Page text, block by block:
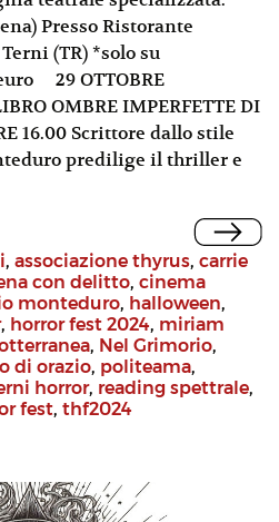
Presso Ristorante
(TR) *solo su
29 OTTOBRE
OMBRE IMPERFETTE DI
16.00 Scrittore dallo stile
predilige il thriller e
, associazione thyrus, carrie
con delitto, cinema
monteduro, halloween,
, horror fest 2024, miriam
, Nel Grimorio,
di orazio, politeama,
horror, reading spettrale,
fest, thf2024